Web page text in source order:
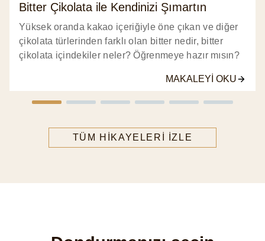
Bitter Çikolata ile Kendinizi Şımartın
Yüksek oranda kakao içeriğiyle öne çıkan ve diğer
çikolata türlerinden farklı olan bitter nedir, bitter
çikolata içindekiler neler? Öğrenmeye hazır mısın?
MAKALEYI OKU
TÜM HIKAYELERI IZLE